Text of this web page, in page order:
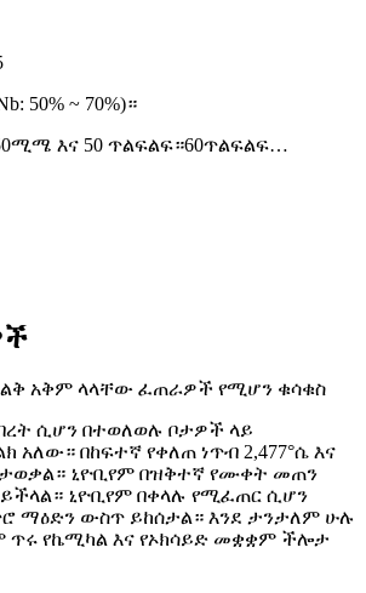
50% ~ 70%)።
እና 50 ጥልፍልፍ።60ጥልፍልፍ…
አቅም ላላቸው ፈጠራዎች የሚሆን ቁሳቁስ
ሲሆን በተወለወሉ ቦታዎች ላይ
አለው። በከፍተኛ የቀለጠ ነጥብ 2,477°ሴ እና
ኒዮቢየም በዝቅተኛ የሙቀት መጠን
ኒዮቢየም በቀላሉ የሚፈጠር ሲሆን
ማዕድን ውስጥ ይከሰታል። እንደ ታንታለም ሁሉ
ጥሩ የኬሚካል እና የኦክሳይድ መቋቋም ችሎታ